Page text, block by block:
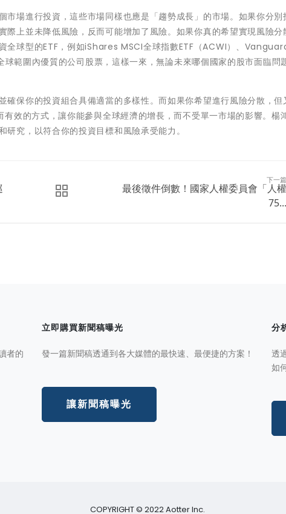
市場進行投資，這些市場同樣也應是「趨勢成長」的市場。如果你分別
際上並未降低風險，反而可能增加了風險。如果你真的希望實現風險分
全球型的ETF，例如iShares MSCI全球指數ETF（ACWI）、
球範圍內優質的公司股票，這樣一來，無論未來哪個國家的股市面臨問
確保你的投資組合具備適當的多樣性。而如果你希望進行風險分散，但
效的方式，讓你能參與全球經濟的增長，而不受單一市場的影響。楊
究，以符合你的投資目標和風險承受能力。
下一篇
最後徵件倒數！國家人權委員會「人權
75...
者的
立即購買新聞稿曝光
發一篇新聞稿透通到各大媒體的最快速、最便捷的方案！
讓新聞稿曝光
分
透
如
COPYRIGHT © 2022 Aotter Inc.